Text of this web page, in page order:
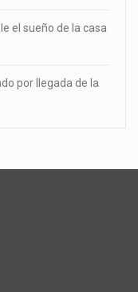
el sueño de la casa
por llegada de la